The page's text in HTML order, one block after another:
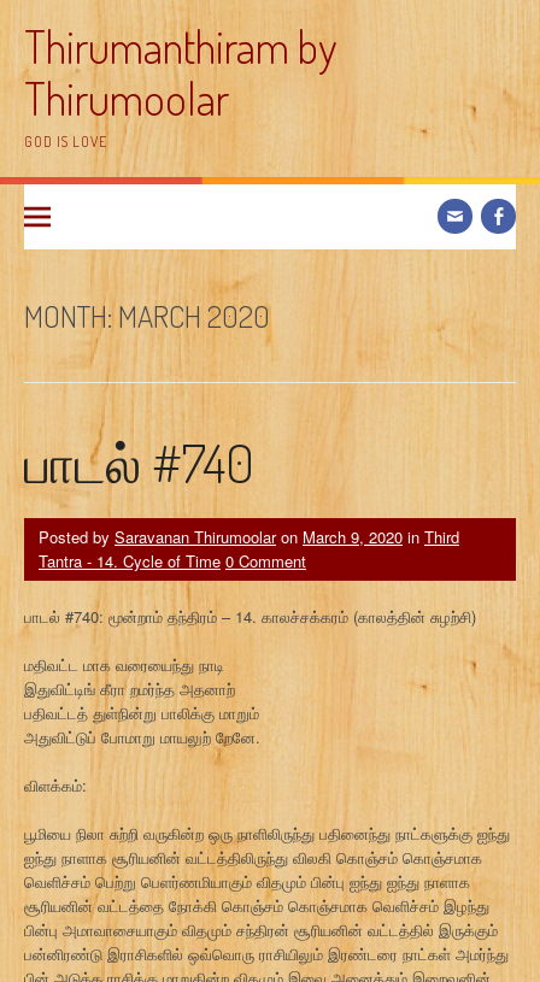
contentThirumanthiram by
Thirumoolar
GOD IS LOVE
MONTH: MARCH 2020
பாடல் #740
Posted by Saravanan Thirumoolaron March 9, 2020 in Third
Tantra - 14. Cycle of Time 0 Comment
பாடல் #740: மூன்றாம் தந்திரம் – 14. காலச்சக்கரம் (காலத்தின் சுழற்சி)
மதிவட்ட மாக வரையைந்து நாடி
இதுவிட்டிங் கீரா றமர்ந்த அதனாற்
பதிவட்டத் துள்நின்று பாலிக்கு மாறும்
அதுவிட்டுப் போமாறு மாயலுற் றேனே.
விளக்கம்:
பூமியை நிலா சுற்றி வருகின்ற ஒரு நாளிலிருந்து பதினைந்து நாட்களுக்கு ஐந்து
ஐந்து நாளாக சூரியனின் வட்டத்திலிருந்து விலகி கொஞ்சம் கொஞ்சமாக
வெளிச்சம் பெற்று பெளர்ணமியாகும் விதமும் பின்பு ஐந்து ஐந்து நாளாக
சூரியனின் வட்டத்தை நோக்கி கொஞ்சம் கொஞ்சமாக வெளிச்சம் இழந்து
பின்பு அமாவாசையாகும் விதமும் சந்திரன் சூரியனின் வட்டத்தில் இருக்கும்
பன்னிரண்டு இராசிகளில் ஒவ்வொரு ராசியிலும் இரண்டரை நாட்கள் அமர்ந்து